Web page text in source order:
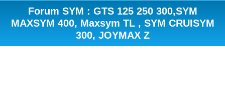
Forum SYM : GTS 125 250 300,SYM
MAXSYM 400, Maxsym TL , SYM CRUISYM
300, JOYMAX Z